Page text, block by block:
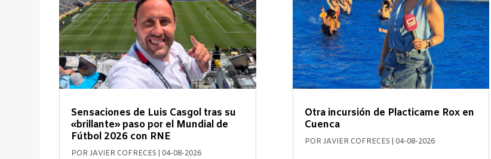
Sensaciones de Luis Casgol tras su
«brillante» paso por el Mundial de
Fútbol 2026 con RNE
PORJAVIER COFRECES 04-08-2026
Otra incursión de Placticame Rox en
Cuenca
POR JAVIER COFRECES 04-08-2026